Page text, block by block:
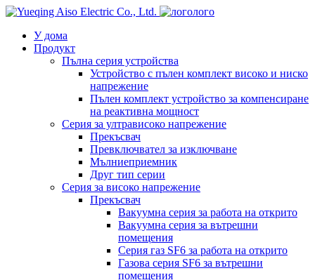
лого
У дома
Продукт
Пълна серия устройства
Устройство с пълен комплект високо и ниско
напрежение
Пълен комплект устройство за компенсиране
на реактивна мощност
Серия за ултрависоко напрежение
Прекъсвач
Превключвател за изключване
Мълниеприемник
Друг тип серии
Серия за високо напрежение
Прекъсвач
Вакуумна серия за работа на открито
Вакуумна серия за вътрешни
помещения
Серия газ SF6 за работа на открито
Газова серия SF6 за вътрешни
помещения